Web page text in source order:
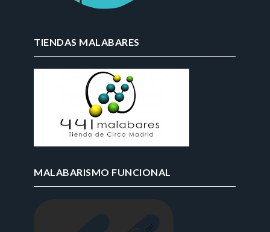
TIENDAS MALABARES
MALABARISMO FUNCIONAL